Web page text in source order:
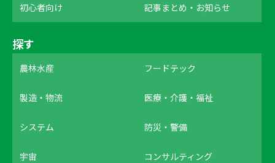
初心者向け 記事まとめ・お知らせ
探す
農林水産 フードテック
製造・物流 医療・介護・福祉
システム 防災・警備
宇宙 コンサルティング